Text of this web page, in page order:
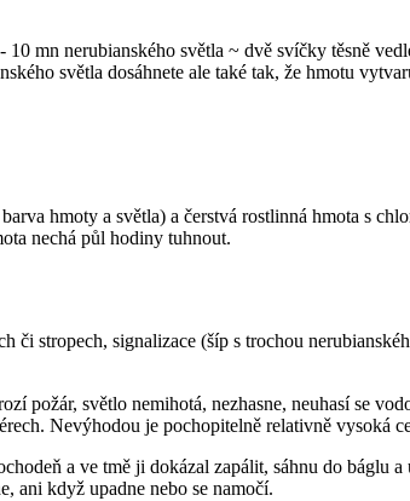
mn nerubianského světla ~ dvě svíčky těsně
světla dosáhnete ale také tak, že hmotu
hmoty a světla) a čerstvá rostlinná hmota s
nechá půl hodiny tuhnout.
stropech, signalizace (šíp s trochou
světlo nemihotá, nezhasne, neuhasí se
Nevýhodou je pochopitelně relativně vysoká
a ve tmě ji dokázal zapálit, sáhnu do báglu
ani když upadne nebo se namočí.